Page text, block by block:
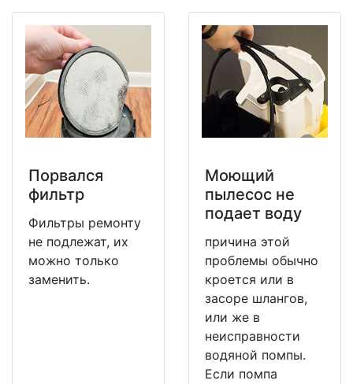
Порвался
фильтр
Фильтры ремонту
не подлежат, их
можно только
заменить.
Моющий
пылесос не
подает воду
причина этой
проблемы обычно
кроется или в
засоре шлангов,
или же в
неисправности
водяной помпы.
Если помпа